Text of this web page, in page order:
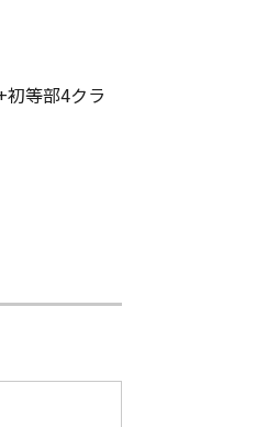
等部4クラ